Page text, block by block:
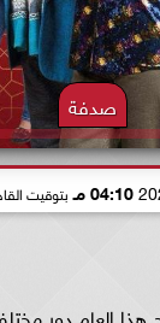
صدفة
04:10 مـ بتوقيت
هذا العام دور